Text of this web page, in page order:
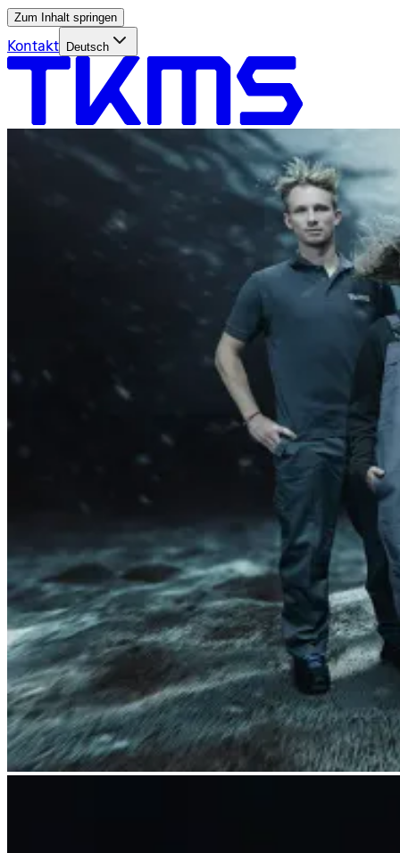
Zum Inhalt springen
Kontakt Deutsch